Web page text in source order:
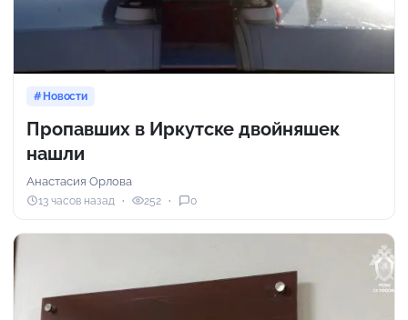
Новости
Пропавших в Иркутске двойняшек
нашли
Анастасия Орлова
13 часов назад 252 0